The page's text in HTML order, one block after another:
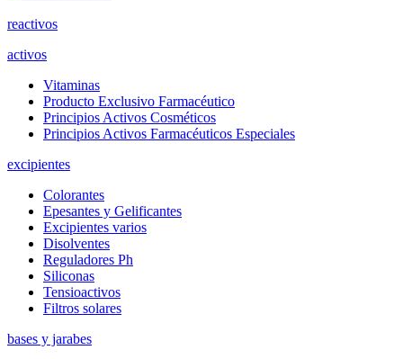
reactivos
activos
Vitaminas
Producto Exclusivo Farmacéutico
Principios Activos Cosméticos
Principios Activos Farmacéuticos Especiales
excipientes
Colorantes
Epesantes y Gelificantes
Excipientes varios
Disolventes
Reguladores Ph
Siliconas
Tensioactivos
Filtros solares
bases y jarabes